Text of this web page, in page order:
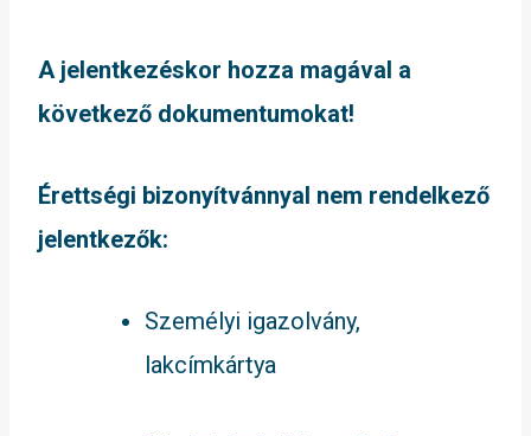
A jelentkezéskor hozza magával a
következő dokumentumokat!
Érettségi bizonyítvánnyal nem rendelkező
jelentkezők:
Személyi igazolvány,
lakcímkártya